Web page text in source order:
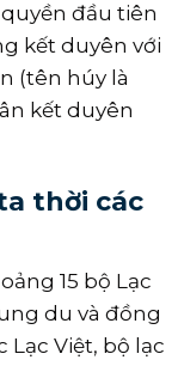
đầu tiên
kết duyên với
(tên húy là
kết duyên
thời các
15 bộ Lạc
du và đồng
Lạc Việt, bộ lạc